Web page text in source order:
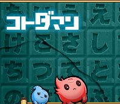
TOP